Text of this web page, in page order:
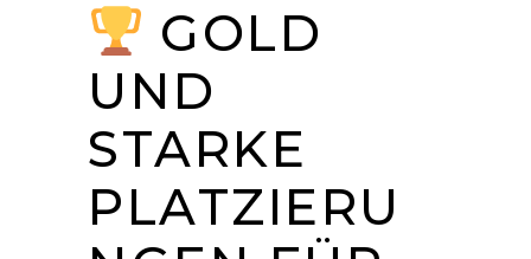
GOLD
UND
STARKE
PLATZIERU